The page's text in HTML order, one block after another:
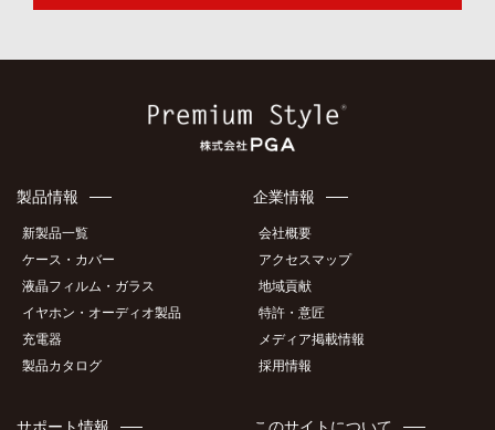
製品情報
新製品一覧
ケース・カバー
液晶フィルム・ガラス
イヤホン・オーディオ製品
充電器
製品カタログ
企業情報
会社概要
アクセスマップ
地域貢献
特許・意匠
メディア掲載情報
採用情報